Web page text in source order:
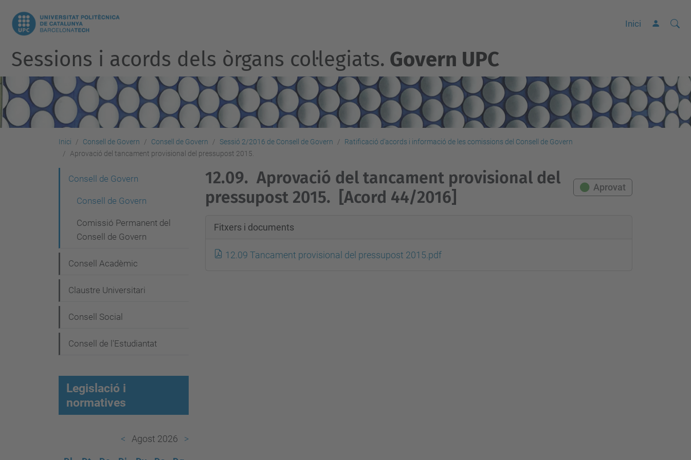
Inici Cerca
C
a
a
v
a
Sessions i acords dels òrgans col·legiats. Govern UPC
Inici Consell de Govern Consell de Govern Sessió 2/2016 de Consell de Govern
Ratificació d’acords i informació de les comissions del Consell de Govern
Aprovació del tancament provisional del pressupost 2015.
12.09. Aprovació del tancament provisional del
pressupost 2015.
[Acord 44/2016] Aprovat
Fitxers i documents
12.09 Tancament provisional del pressupost 2015.pdf
g
c
i
Consell de Govern
Consell de Govern
Comissió Permanent del
Consell de Govern
Consell Acadèmic
Claustre Universitari
Consell Social
Consell de l'Estudiantat
Legislació i
normatives
Agost 2026